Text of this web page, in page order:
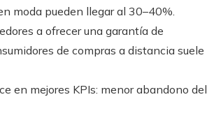
moda pueden llegar al 30–40%.
a ofrecer una garantía de
de compras a distancia suele
en mejores KPIs: menor abandono del